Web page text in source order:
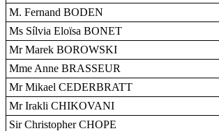
M. Fernand BODEN
Ms Sílvia Eloïsa BONET
Mr Marek BOROWSKI
Mme Anne BRASSEUR
Mr Mikael CEDERBRATT
Mr Irakli CHIKOVANI
Sir Christopher CHOPE